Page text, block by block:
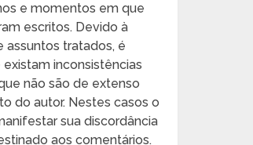
e momentos em que
escritos. Devido à
assuntos tratados, é
inconsistências
não são de extenso
do autor. Nestes casos o
sua discordância
aos comentários.